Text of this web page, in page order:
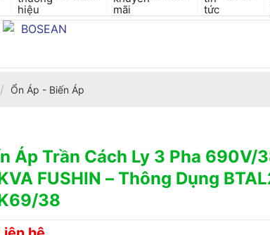
/ Ổn Áp - Biến Áp
Áp Trần Cách Ly 3 Pha 690V/
FUSHIN – Thông Dụng
38